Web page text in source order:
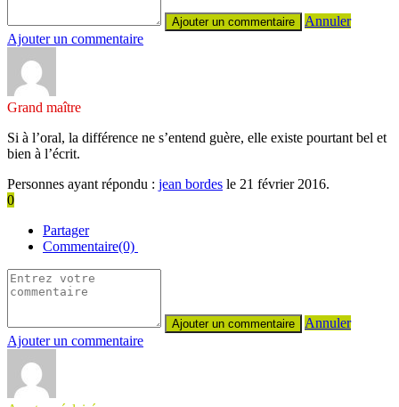
Annuler
Ajouter un commentaire
Grand maître
Si à l’oral, la différence ne s’entend guère, elle existe pourtant bel et
bien à l’écrit.
Personnes ayant répondu : jean bordes le 21 février 2016.
0
Partager
Commentaire(0)
Annuler
Ajouter un commentaire